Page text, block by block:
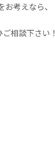
考えなら、
ご相談下さい！